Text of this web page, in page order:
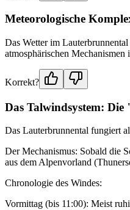
Meteorologische
Das Wetter im
atmosphärischen
Korrekt?
Das Talwindsystem:
Das Lauterbrunnental fungiert
Der Mechanismus: Sobald die
aus dem Alpenvorland
Chronologie des Windes:
Vormittag (bis 11:00): Meist